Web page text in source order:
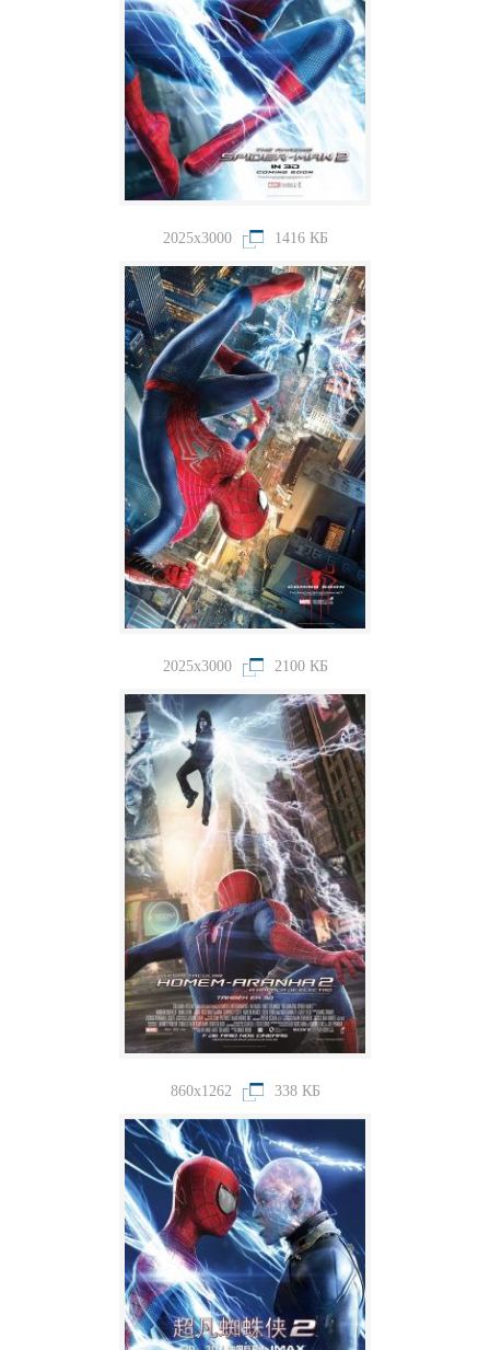
2025x3000 1416 КБ
2025x3000 2100 КБ
860x1262 338 КБ